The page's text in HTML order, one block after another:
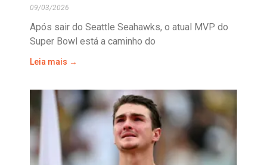
09/03/2026
Após sair do Seattle Seahawks, o atual MVP do
Super Bowl está a caminho do
Leia mais →